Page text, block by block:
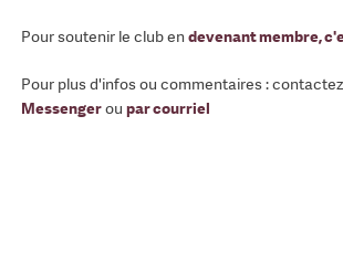
Pour soutenir le club endevenant membre,
Pour plus d'infos ou commentaires :
Messengerou par courriel